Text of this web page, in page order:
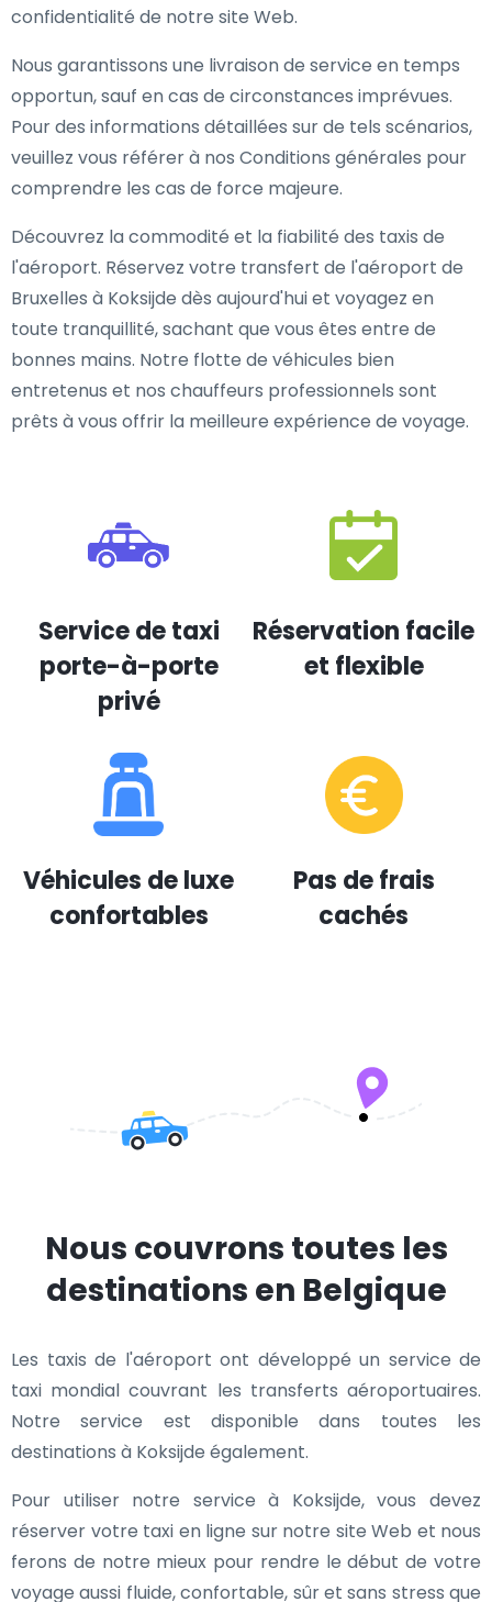
confidentialité de notre site Web.
Nous garantissons une livraison de service en temps
opportun, sauf en cas de circonstances imprévues.
Pour des informations détaillées sur de tels scénarios,
veuillez vous référer à nos Conditions générales pour
comprendre les cas de force majeure.
Découvrez la commodité et la fiabilité des taxis de
l'aéroport. Réservez votre transfert de l'aéroport de
Bruxelles à Koksijde dès aujourd'hui et voyagez en
toute tranquillité, sachant que vous êtes entre de
bonnes mains. Notre flotte de véhicules bien
entretenus et nos chauffeurs professionnels sont
prêts à vous offrir la meilleure expérience de voyage.
Service de taxi
porte-à-porte
privé
Réservation facile
et flexible
Véhicules de luxe
confortables
Pas de frais
cachés
Nous couvrons toutes les
destinations en Belgique
Les taxis de l'aéroport ont développé un service de
taxi mondial couvrant les transferts aéroportuaires.
Notre service est disponible dans toutes les
destinations à Koksijde également.
Pour utiliser notre service à Koksijde, vous devez
réserver votre taxi en ligne sur notre site Web et nous
ferons de notre mieux pour rendre le début de votre
voyage aussi fluide, confortable, sûr et sans stress que